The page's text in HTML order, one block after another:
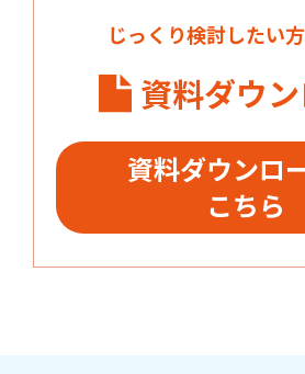
じっくり検討したい
資料ダウ
資料ダウンロ
こちら